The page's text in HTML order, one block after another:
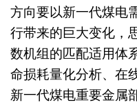
方向要以新一代煤电
行带来的巨大变化，
数机组的匹配适用体
命损耗量化分析、在
新一代煤电重要金属